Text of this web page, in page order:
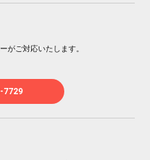
がご対応いたします。
7729